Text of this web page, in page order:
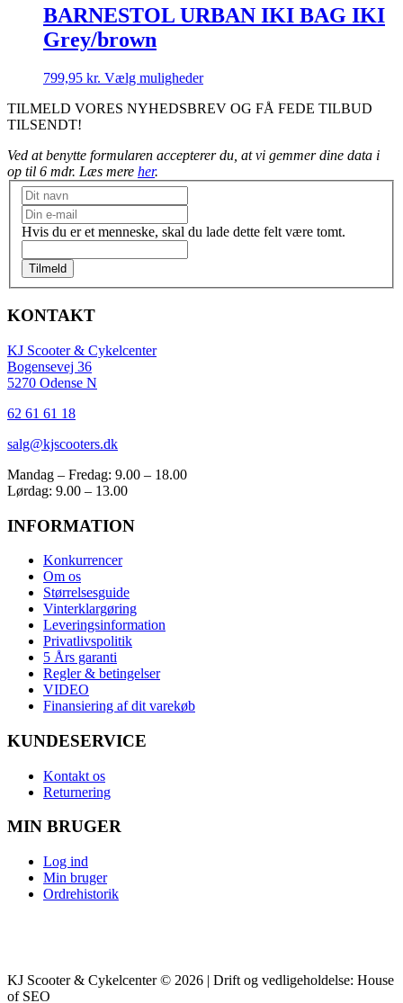
BARNESTOL URBAN IKI BAG IKI
Grey/brown
799,95 kr. Vælg mulighederDette
har
Mulighederne
TILMELD VORES NYHEDSBREV OG FÅ FEDE TILBUD
TILSENDT!
Ved at benytte formularen accepterer du, at vi gemmer dine data i
op til 6 mdr. Læs mere her.
Nyhedsbrev
Hvis du er et menneske, skal du lade dette felt være tomt.
Tilmeld
KONTAKT
KJ Scooter & Cykelcenter
Bogensevej 36
5270 Odense N
62 61 61 18
salg@kjscooters.dk
Mandag – Fredag: 9.00 – 18.00
Lørdag: 9.00 – 13.00
INFORMATION
Konkurrencer
Om os
Størrelsesguide
Vinterklargøring
Leveringsinformation
Privatlivspolitik
5 Års garanti
Regler & betingelser
VIDEO
Finansiering af dit varekøb
KUNDESERVICE
Kontakt os
Returnering
MIN BRUGER
Log ind
Min bruger
Ordrehistorik
KJ Scooter & Cykelcenter © 2026 | Drift og vedligeholdelse: House
of SEO